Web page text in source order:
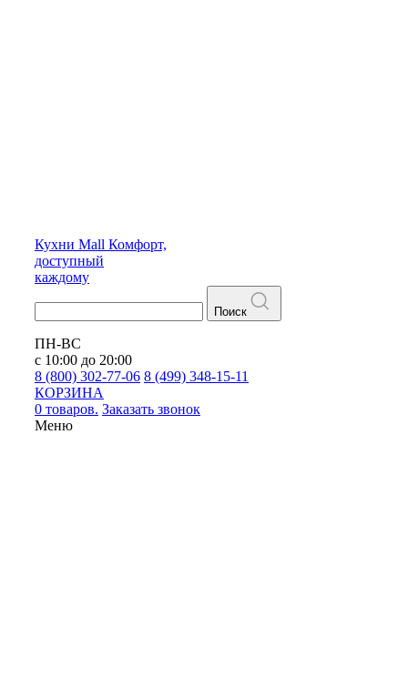
Кухни Mall Комфорт,
доступный
каждому
Поиск
ПН-ВС
с 10:00 до 20:00
8 (800) 302-77-06 8 (499) 348-15-11
КОРЗИНА
0 товаров. Заказать звонок
Меню